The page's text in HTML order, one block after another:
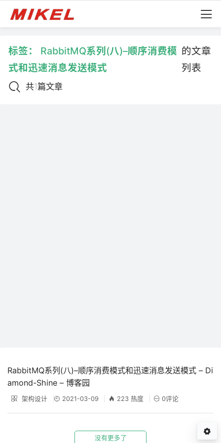
标签： RabbitMQ系列(八)–顺序消费模
式和迅速消息发送模式
的文章
列表
共1篇文章
RabbitMQ系列(八)–顺序消费模式和迅速消息发送模式 – Di
amond-Shine – 博客园
架构设计 2021-03-09 223 热度 0评论
没有更多了